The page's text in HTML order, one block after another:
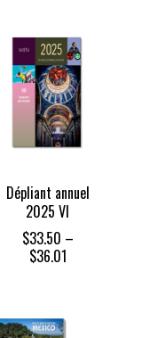
Dépliant annuel
2025 VI
$33.50 –
$36.01Price
$36.01